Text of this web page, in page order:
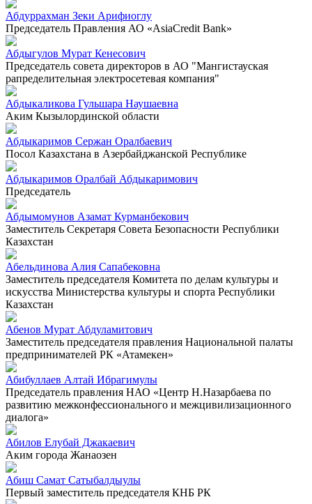
Абдуррахман Зеки Арифиоглу
Председатель Правления АО «AsiaCredit Bank»
Абдыгулов Мурат Кенесович
Председатель совета директоров в АО "Мангистауская
рапределительная электросетевая компания"
Абдыкаликова Гульшара Наушаевна
Аким Кызылординской области
Абдыкаримов Сержан Оралбаевич
Посол Казахстана в Азербайджанской Республике
Абдыкаримов Оралбай Абдыкаримович
Председатель
Абдымомунов Азамат Курманбекович
Заместитель Секретаря Совета Безопасности Республики
Казахстан
Абельдинова Алия Сапабековна
Заместитель председателя Комитета по делам культуры и
искусства Министерства культуры и спорта Республики
Казахстан
Абенов Мурат Абдуламитович
Заместитель председателя правления Национальной палаты
предпринимателей РК «Атамекен»
Абибуллаев Алтай Ибрагимулы
Председатель правления НАО «Центр Н.Назарбаева по
развитию межконфессионального и межцивилизационного
диалога»
Абилов Елубай Джакаевич
Аким города Жанаозен
Абиш Самат Сатыбалдыулы
Первый заместитель председателя КНБ РК